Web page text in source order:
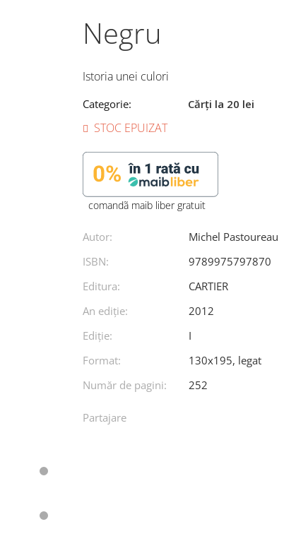
Negru
Istoria unei culori
Categorie: Cărți la 20 lei
STOC EPUIZAT
comandã maib liber gratuit
Autor:
Michel Pastoureau
ISBN:
9789975797870
Editura:
CARTIER
An ediţie:
2012
Ediţie:
I
Format:
130x195, legat
Număr de pagini:
252
Partajare